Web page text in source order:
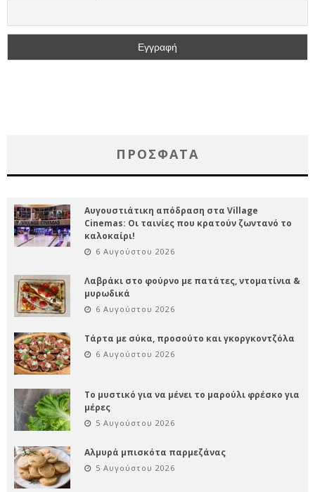
ΠΡΌΣΦΑΤΑ
Αυγουστιάτικη απόδραση στα Village
Cinemas: Οι ταινίες που κρατούν ζωντανό το
καλοκαίρι!
6 Αυγούστου 2026
Λαβράκι στο φούρνο με πατάτες, ντοματίνια &
μυρωδικά
6 Αυγούστου 2026
Τάρτα με σύκα, προσούτο και γκοργκοντζόλα
6 Αυγούστου 2026
Το μυστικό για να μένει το μαρούλι φρέσκο για
μέρες
5 Αυγούστου 2026
Αλμυρά μπισκότα παρμεζάνας
5 Αυγούστου 2026